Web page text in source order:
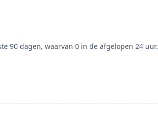
90 dagen, waarvan 0 in de afgelopen 24 uur.